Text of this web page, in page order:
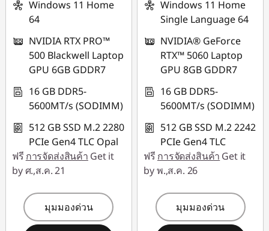
Windows 11 Home
64
NVIDIA RTX PRO™
500 Blackwell Laptop
GPU 6GB GDDR7
16 GB DDR5-
5600MT/s (SODIMM)
512 GB SSD M.2 2280
PCIe Gen4 TLC Opal
ฟรี การจัดส่งสินค้า Get it
by ศ.,ส.ค. 21
มุมมองด่วน
Windows 11 Home
Single Language 64
NVIDIA® GeForce
RTX™ 5060 Laptop
GPU 8GB GDDR7
16 GB DDR5-
5600MT/s (SODIMM)
512 GB SSD M.2 2242
PCIe Gen4 TLC
ฟรี การจัดส่งสินค้า Get it
by พ.,ส.ค. 26
มุมมองด่วน